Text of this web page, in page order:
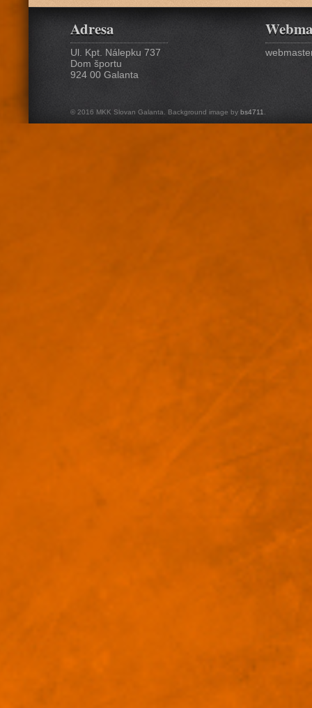
Adresa
Ul. Kpt. Nálepku 737
Dom športu
924 00 Galanta
© 2016 MKK Slovan Galanta. Background image by bs4711